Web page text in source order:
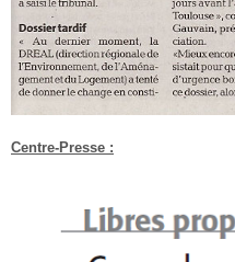
Centre-Presse :